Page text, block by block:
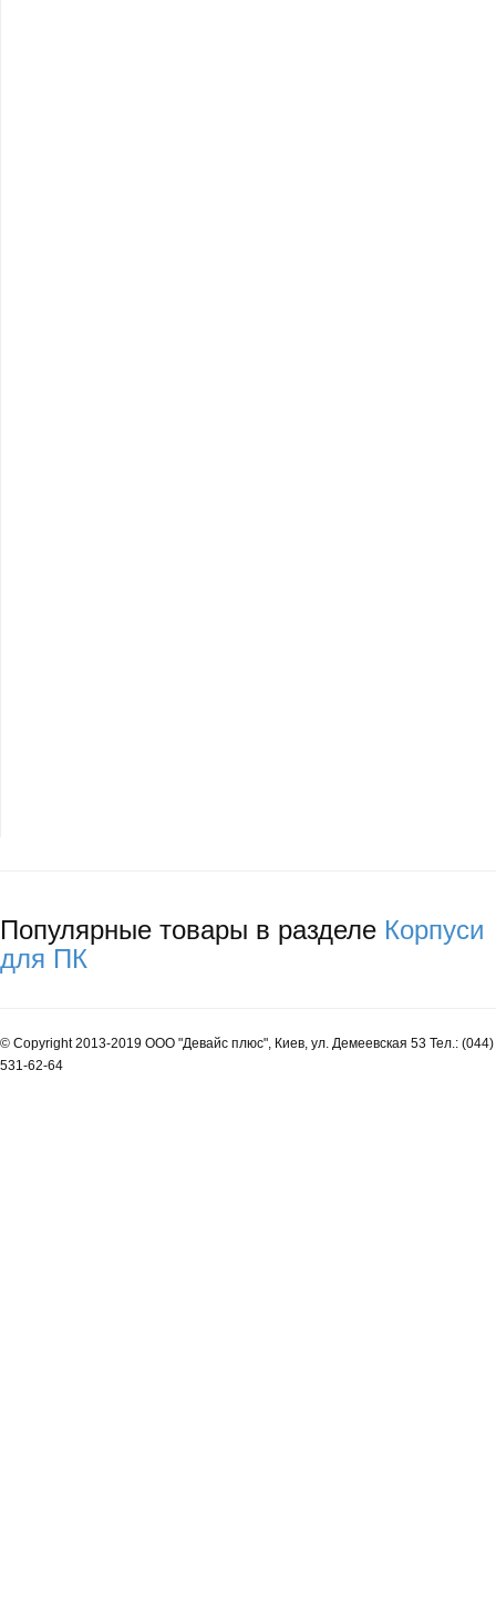
Популярные товары в разделе Корпуси
для ПК
© Copyright 2013-2019 ООО "Девайс плюс", Киев, ул. Демеевская 53 Тел.: (044)
531-62-64